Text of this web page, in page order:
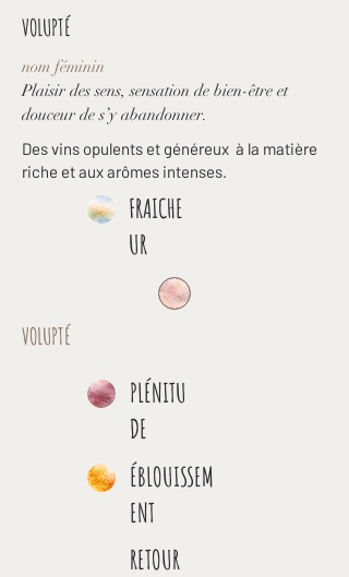
VOLUPTÉ
nom féminin
Plaisir des sens, sensation de bien-être et
douceur de s’y abandonner.
Des vins opulents et généreux à la matière
riche et aux arômes intenses.
FRAICHE
UR
VOLUPTÉ
PLÉNITU
DE
ÉBLOUISSEM
ENT
RETOUR